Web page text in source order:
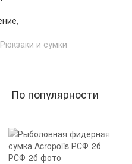
Рюкзаки и сумки
По популярности